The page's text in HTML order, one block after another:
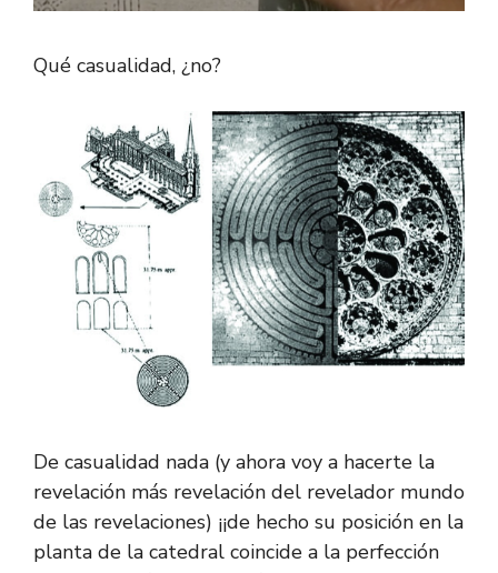
Qué casualidad, ¿no?
De casualidad nada (y ahora voy a hacerte la
revelación más revelación del revelador mundo
de las revelaciones) ¡¡de hecho su posición en la
planta de la catedral coincide a la perfección